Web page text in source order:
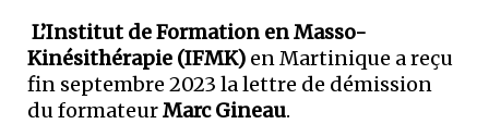
L’Institut de Formation en Masso-
Kinésithérapie (IFMK) en Martinique a reçu
fin septembre 2023 la lettre de démission
du formateurMarc Gineau.